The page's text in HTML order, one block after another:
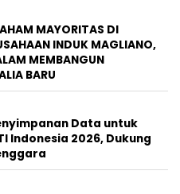
MAYORITAS DI
INDUK MAGLIANO,
MEMBANGUN
BARU
Data untuk
Indonesia 2026, Dukung